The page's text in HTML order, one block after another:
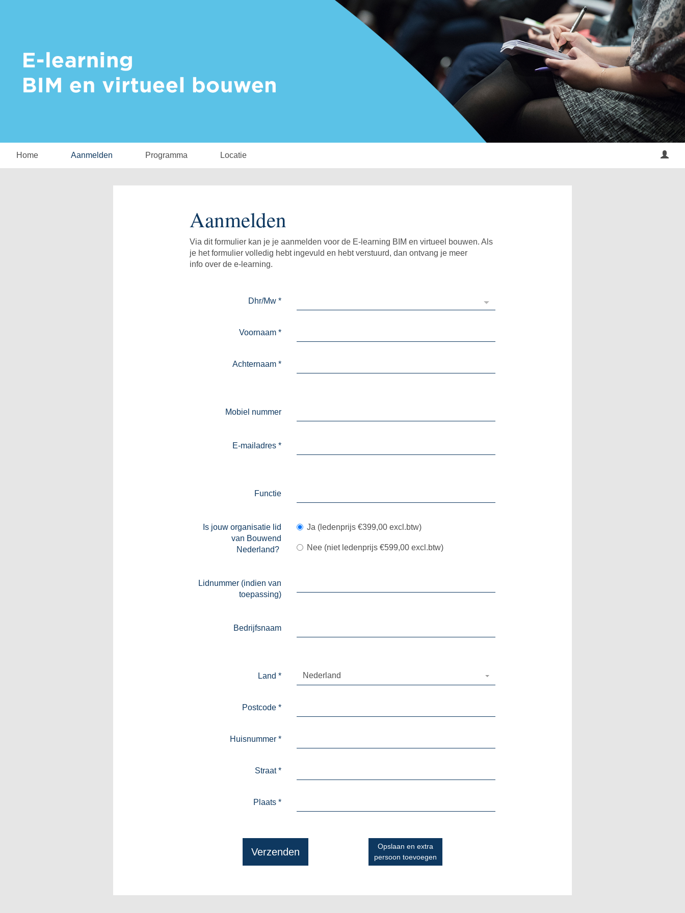
Home Aanmelden Programma Locatie
Aanmelden
Via dit formulier kan je je aanmelden voor de E-learning BIM en virtueel bouwen. Als
je het formulier volledig hebt ingevuld en hebt verstuurd, dan ontvang je meer
info over de e-learning.
Dhr/Mw *
Voornaam *
Achternaam *
Mobiel nummer
E-mailadres *
Functie
Is jouw organisatie lid
van Bouwend
Nederland?
Ja (ledenprijs €399,00 excl.btw)
Nee (niet ledenprijs €599,00 excl.btw)
Lidnummer (indien van
toepassing)
Bedrijfsnaam
Land * Nederland
Postcode *
Huisnummer *
Straat*
Plaats *
Verzenden
Opslaan en extra
persoon toevoegen